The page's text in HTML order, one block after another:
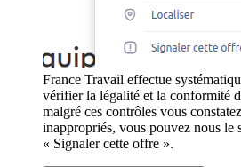
France Travail effectue
vérifier la légalité et la conformité
malgré ces contrôles vous
inappropriés, vous pouvez nous le
« Signaler cette offre ».